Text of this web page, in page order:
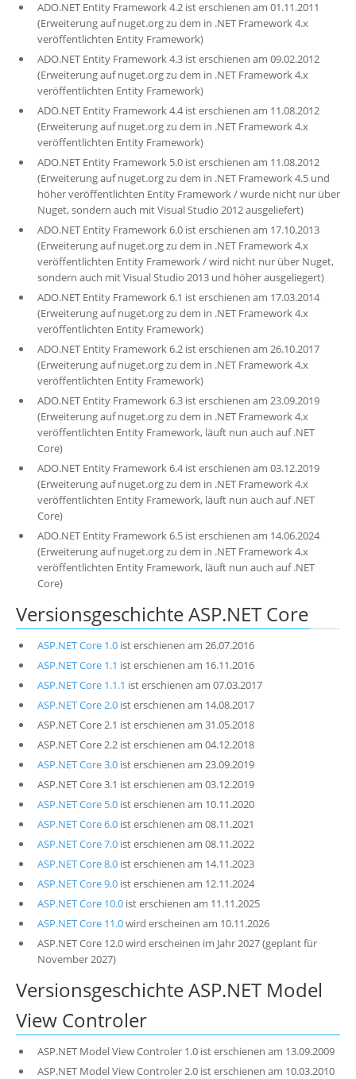
ADO.NET Entity Framework 4.2 ist erschienen am 01.11.2011
(Erweiterung auf nuget.org zu dem in .NET Framework 4.x
veröffentlichten Entity Framework)
ADO.NET Entity Framework 4.3 ist erschienen am 09.02.2012
(Erweiterung auf nuget.org zu dem in .NET Framework 4.x
veröffentlichten Entity Framework)
ADO.NET Entity Framework 4.4 ist erschienen am 11.08.2012
(Erweiterung auf nuget.org zu dem in .NET Framework 4.x
veröffentlichten Entity Framework)
ADO.NET Entity Framework 5.0 ist erschienen am 11.08.2012
(Erweiterung auf nuget.org zu dem in .NET Framework 4.5 und
höher veröffentlichten Entity Framework / wurde nicht nur über
Nuget, sondern auch mit Visual Studio 2012 ausgeliefert)
ADO.NET Entity Framework 6.0 ist erschienen am 17.10.2013
(Erweiterung auf nuget.org zu dem in .NET Framework 4.x
veröffentlichten Entity Framework / wird nicht nur über Nuget,
sondern auch mit Visual Studio 2013 und höher ausgeliegert)
ADO.NET Entity Framework 6.1 ist erschienen am 17.03.2014
(Erweiterung auf nuget.org zu dem in .NET Framework 4.x
veröffentlichten Entity Framework)
ADO.NET Entity Framework 6.2 ist erschienen am 26.10.2017
(Erweiterung auf nuget.org zu dem in .NET Framework 4.x
veröffentlichten Entity Framework)
ADO.NET Entity Framework 6.3 ist erschienen am 23.09.2019
(Erweiterung auf nuget.org zu dem in .NET Framework 4.x
veröffentlichten Entity Framework, läuft nun auch auf .NET
Core)
ADO.NET Entity Framework 6.4 ist erschienen am 03.12.2019
(Erweiterung auf nuget.org zu dem in .NET Framework 4.x
veröffentlichten Entity Framework, läuft nun auch auf .NET
Core)
ADO.NET Entity Framework 6.5 ist erschienen am 14.06.2024
(Erweiterung auf nuget.org zu dem in .NET Framework 4.x
veröffentlichten Entity Framework, läuft nun auch auf .NET
Core)
Versionsgeschichte ASP.NET Core
ASP.NET Core 1.0ist erschienen am 26.07.2016
ASP.NET Core 1.1 ist erschienen am 16.11.2016
ASP.NET Core 1.1.1 ist erschienen am 07.03.2017
ASP.NET Core 2.0ist erschienen am 14.08.2017
ASP.NET Core 2.1 ist erschienen am 31.05.2018
ASP.NET Core 2.2 ist erschienen am 04.12.2018
ASP.NET Core 3.0ist erschienen am 23.09.2019
ASP.NET Core 3.1 ist erschienen am 03.12.2019
ASP.NET Core 5.0ist erschienen am 10.11.2020
ASP.NET Core 6.0ist erschienen am 08.11.2021
ASP.NET Core 7.0ist erschienen am 08.11.2022
ASP.NET Core 8.0ist erschienen am 14.11.2023
ASP.NET Core 9.0ist erschienen am 12.11.2024
ASP.NET Core 10.0ist erschienen am 11.11.2025
ASP.NET Core 11.0wird erscheinen am 10.11.2026
ASP.NET Core 12.0 wird erscheinen im Jahr 2027 (geplant für
November 2027)
Versionsgeschichte ASP.NET Model
View Controler
ASP.NET Model View Controler 1.0 ist erschienen am 13.09.2009
ASP.NET Model View Controler 2.0 ist erschienen am 10.03.2010